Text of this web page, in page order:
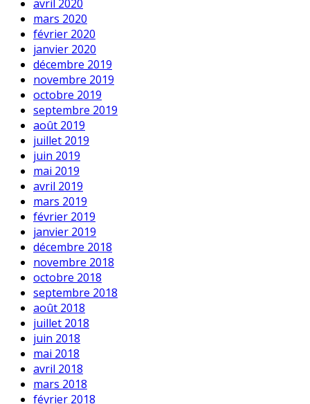
avril 2020
mars 2020
février 2020
janvier 2020
décembre 2019
novembre 2019
octobre 2019
septembre 2019
août 2019
juillet 2019
juin 2019
mai 2019
avril 2019
mars 2019
février 2019
janvier 2019
décembre 2018
novembre 2018
octobre 2018
septembre 2018
août 2018
juillet 2018
juin 2018
mai 2018
avril 2018
mars 2018
février 2018